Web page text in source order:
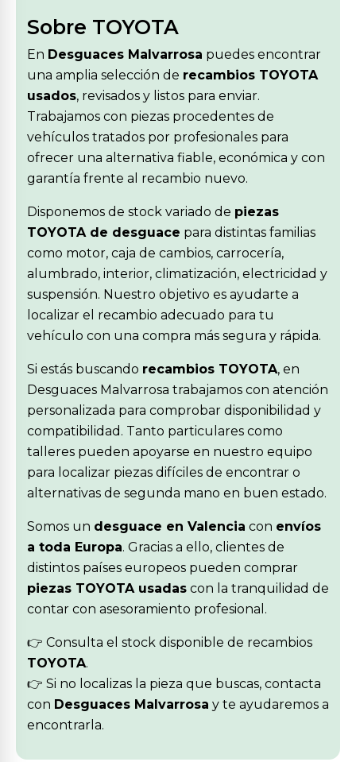
Sobre TOYOTA
En Desguaces Malvarrosa puedes encontrar
una amplia selección de recambios TOYOTA
usados, revisados y listos para enviar.
Trabajamos con piezas procedentes de
vehículos tratados por profesionales para
ofrecer una alternativa fiable, económica y con
garantía frente al recambio nuevo.
Disponemos de stock variado de piezas
TOYOTA de desguace para distintas familias
como motor, caja de cambios, carrocería,
alumbrado, interior, climatización, electricidad y
suspensión. Nuestro objetivo es ayudarte a
localizar el recambio adecuado para tu
vehículo con una compra más segura y rápida.
Si estás buscando recambios TOYOTA, en
Desguaces Malvarrosa trabajamos con atención
personalizada para comprobar disponibilidad y
compatibilidad. Tanto particulares como
talleres pueden apoyarse en nuestro equipo
para localizar piezas difíciles de encontrar o
alternativas de segunda mano en buen estado.
Somos un desguace en Valencia con envíos
a toda Europa. Gracias a ello, clientes de
distintos países europeos pueden comprar
piezas TOYOTA usadas con la tranquilidad de
contar con asesoramiento profesional.
👉 Consulta el stock disponible de recambios
TOYOTA.
👉 Si no localizas la pieza que buscas, contacta
con Desguaces Malvarrosa y te ayudaremos a
encontrarla.